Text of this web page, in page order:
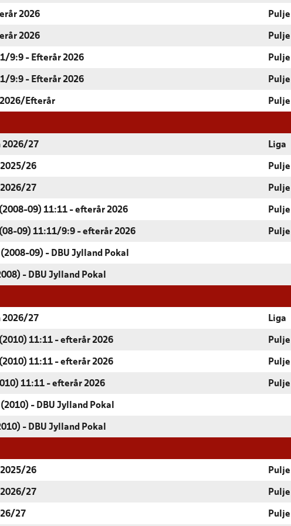
2026
2026
9:9 - Efterår 2026
9:9 - Efterår 2026
2026/Efterår
2026/27 Liga
26
27
09) 11:11 - efterår 2026
09) 11:11/9:9 - efterår 2026
09) - DBU Jylland Pokal
- DBU Jylland Pokal
2026/27 Liga
11:11 - efterår 2026
11:11 - efterår 2026
11:11 - efterår 2026
- DBU Jylland Pokal
- DBU Jylland Pokal
26
27
27